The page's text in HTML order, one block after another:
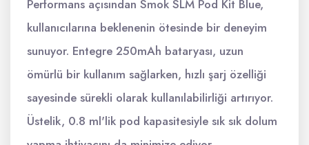
Performans açısından Smok SLM Pod Kit Blue,
kullanıcılarına beklenenin ötesinde bir deneyim
sunuyor. Entegre 250mAh bataryası, uzun
ömürlü bir kullanım sağlarken, hızlı şarj özelliği
sayesinde sürekli olarak kullanılabilirliği artırıyor.
Üstelik, 0.8 ml'lik pod kapasitesiyle sık sık dolum